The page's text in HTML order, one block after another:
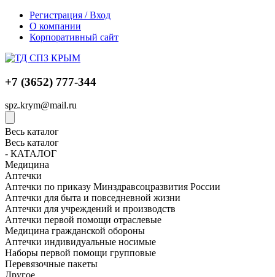
Регистрация / Вход
О компании
Корпоративный сайт
+7 (3652) 777-344
spz.krym@mail.ru
Весь каталог
Весь каталог
- КАТАЛОГ
Медицина
Аптечки
Аптечки по приказу Минздравсоцразвития России
Аптечки для быта и повседневной жизни
Аптечки для учреждений и производств
Аптечки первой помощи отраслевые
Медицина гражданской обороны
Аптечки индивидуальные носимые
Наборы первой помощи групповые
Перевязочные пакеты